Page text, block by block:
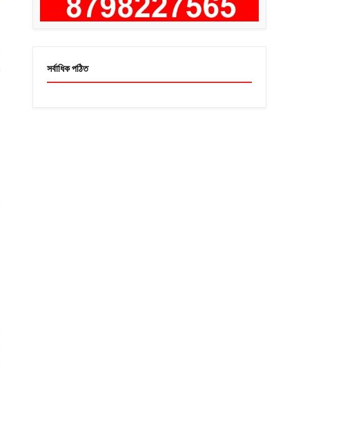
সর্বাধিক পঠিত